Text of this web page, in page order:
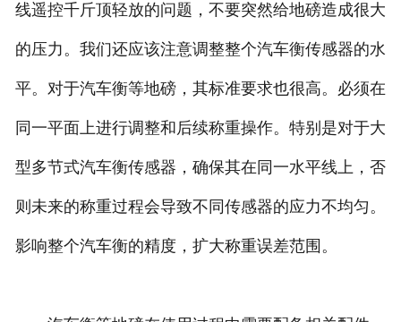
线遥控千斤顶轻放的问题，不要突然给地磅造成很大
的压力。我们还应该注意调整整个汽车衡传感器的水
平。对于汽车衡等地磅，其标准要求也很高。必须在
同一平面上进行调整和后续称重操作。特别是对于大
型多节式汽车衡传感器，确保其在同一水平线上，否
则未来的称重过程会导致不同传感器的应力不均匀。
影响整个汽车衡的精度，扩大称重误差范围。